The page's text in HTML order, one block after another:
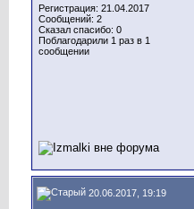
Регистрация: 21.04.2017
Сообщений: 2
Сказал спасибо: 0
Поблагодарили 1 раз в 1
сообщении
20.06.2017, 19:19